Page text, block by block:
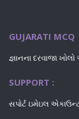
GUJARATI MCQ
જ્ઞાનના દરવાજા
SUPPORT :
સપોર્ટ ઇમેઇલ